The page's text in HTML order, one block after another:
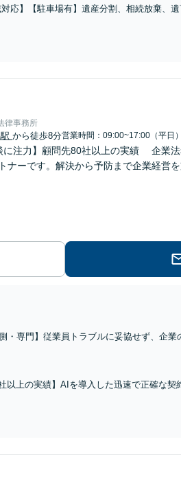
対応】【駐車場有】遺産分割、相続放棄、
律事務所
から徒歩8分営業時間：09:00~17:00（平日）
に注力】顧問先80社以上の実績 企業
ナーです。解決から予防まで企業経営
・専門】従業員トラブルに妥協せず、企
以上の実績】AIを導入した迅速で正確な